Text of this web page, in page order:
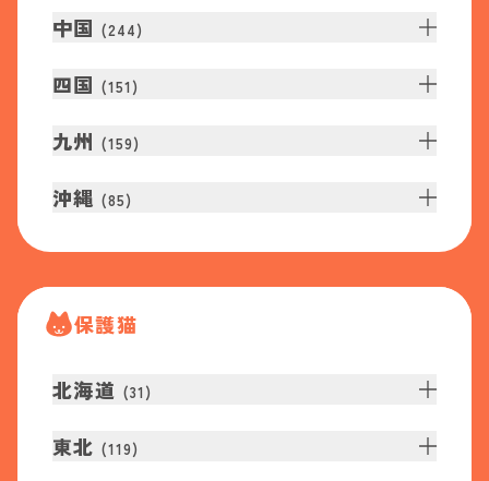
中国 (244)
四国 (151 )
九州 (159)
沖縄 (85)
保護猫
北海道 (31 )
東北 (119)